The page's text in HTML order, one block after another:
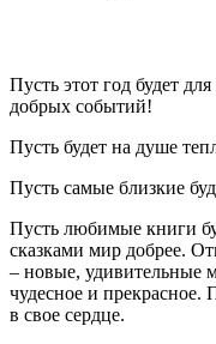
Пусть этот год будет
добрых событий!
Пусть будет на душе
Пусть самые близкие
Пусть любимые книги
сказками мир добрее.
– новые, удивительные
чудесное и прекрасное.
в свое сердце.